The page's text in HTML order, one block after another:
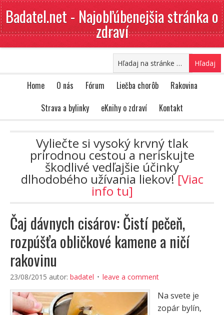
Badatel.net - Najobľúbenejšia stránka o
zdraví
Home O nás Fórum Liečba chorôb
Rakovina
Strava a bylinky
eKnihy o zdraví Kontakt
Vyliečte si vysoký krvný tlak
prírodnou cestou a neriskujte
škodlivé vedľajšie účinky
dlhodobého užívania liekov![Viac
info tu]
Čaj dávnych cisárov: Čistí pečeň,
rozpúšťa obličkové kamene a ničí
rakovinu
23/08/2015 autor: badatel leave a comment
Na svete je
zopár bylín,